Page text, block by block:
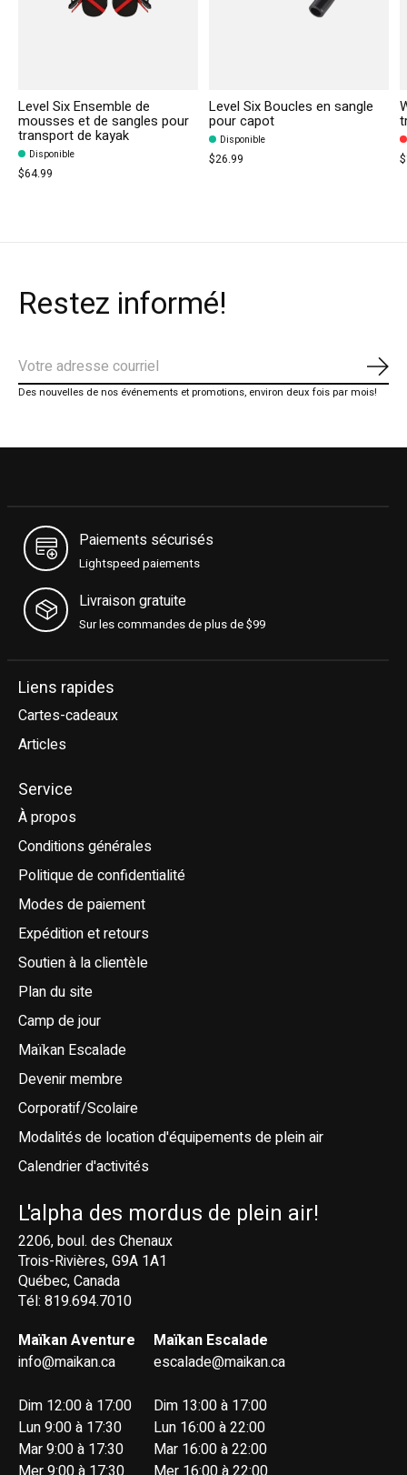
Level Six Ensemble de
mousses et de sangles pour
transport de kayak
Disponible
$64.99
Level Six Boucles en sangle
pour capot
Disponible
$26.99
Restez informé!
Des nouvelles de nos événements et promotions, environ deux fois par mois!
Paiements sécurisés
Lightspeed paiements
Livraison gratuite
Sur les commandes de plus de $99
Liens rapides
Cartes-cadeaux
Articles
Service
À propos
Conditions générales
Politique de confidentialité
Modes de paiement
Expédition et retours
Soutien à la clientèle
Plan du site
Camp de jour
Maïkan Escalade
Devenir membre
Corporatif/Scolaire
Modalités de location d'équipements de plein air
Calendrier d'activités
L'alpha des mordus de plein air!
2206, boul. des Chenaux
Trois-Rivières, G9A 1A1
Québec, Canada
Tél: 819.694.7010
Maïkan Aventure
info@maikan.ca
Dim 12:00 à 17:00
Lun 9:00 à 17:30
Mar 9:00 à 17:30
Maïkan Escalade
escalade@maikan.ca
Dim 13:00 à 17:00
Lun 16:00 à 22:00
Mar 16:00 à 22:00